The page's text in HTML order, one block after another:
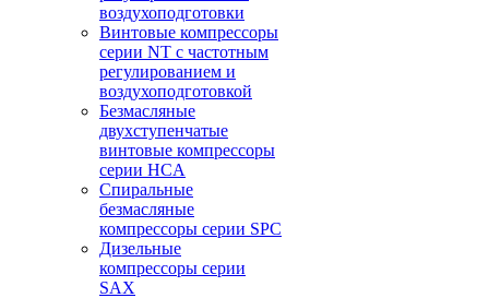
воздухоподготовки
Винтовые компрессоры
серии NT с частотным
регулированием и
воздухоподготовкой
Безмасляные
двухступенчатые
винтовые компрессоры
серии HCA
Спиральные
безмасляные
компрессоры серии SPC
Дизельные
компрессоры серии
SAX